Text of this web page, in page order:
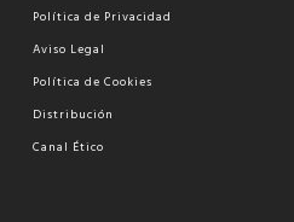
Política de Privacidad
Aviso Legal
Política de Cookies
Distribución
Canal Ético